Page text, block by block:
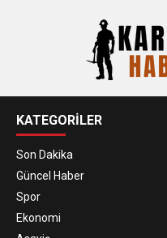
KATEGORİLER
Son Dakika
Güncel Haber
Spor
Ekonomi